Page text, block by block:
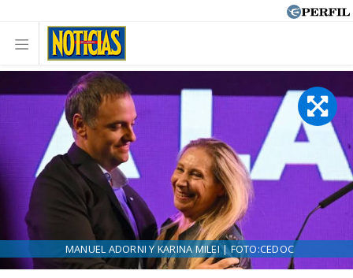
MANUEL ADORNI Y KARINA MILEI | FOTO:CEDOC